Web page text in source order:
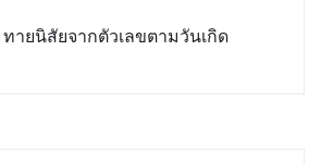
ายนิสัยจากตัวเลขตามวันเกิด